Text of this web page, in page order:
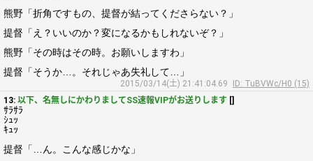
熊野「折角ですもの、提督が結ってくださらない？」
提督「え？いいのか？変になるかもしれないぞ？」
熊野「その時はその時。お願いしますわ」
提督「そうか…。それじゃあ失礼して…」
2015/03/14(土) 21:41:04.69
ID: TuBVWc/H0 (15)
13: 以下、名無しにかわりましてSS速報VIPがお送りします []
ｻﾗｻﾗ
ｼｭｯ
ｷｭｯ
提督「…ん。こんな感じかな」